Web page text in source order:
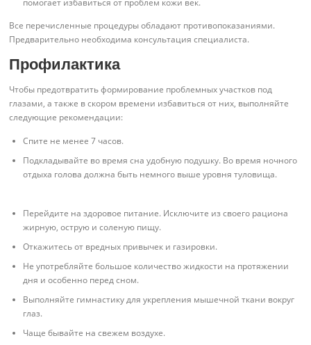
помогает избавиться от проблем кожи век.
Все перечисленные процедуры обладают противопоказаниями.
Предварительно необходима консультация специалиста.
Профилактика
Чтобы предотвратить формирование проблемных участков под
глазами, а также в скором времени избавиться от них, выполняйте
следующие рекомендации:
Спите не менее 7 часов.
Подкладывайте во время сна удобную подушку. Во время ночного
отдыха голова должна быть немного выше уровня туловища.
Перейдите на здоровое питание. Исключите из своего рациона
жирную, острую и соленую пищу.
Откажитесь от вредных привычек и газировки.
Не употребляйте большое количество жидкости на протяжении
дня и особенно перед сном.
Выполняйте гимнастику для укрепления мышечной ткани вокруг
глаз.
Чаще бывайте на свежем воздухе.